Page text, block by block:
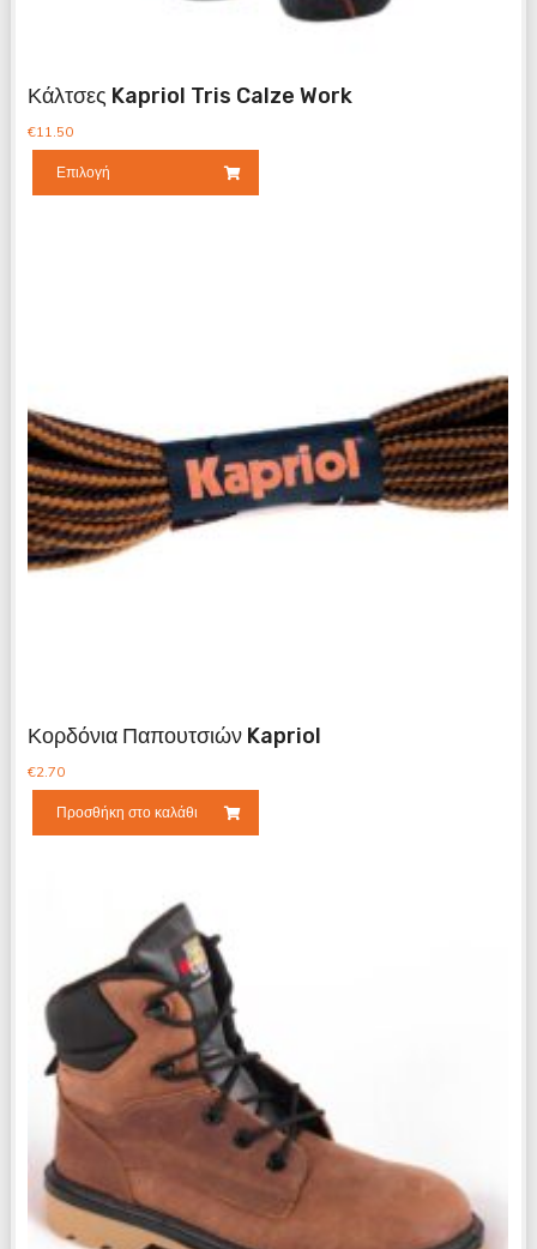
Κάλτσες Kapriol Tris Calze Work
€11.50
Επιλογή
Κορδόνια Παπουτσιών Kapriol
€2.70
Προσθήκη στο καλάθι